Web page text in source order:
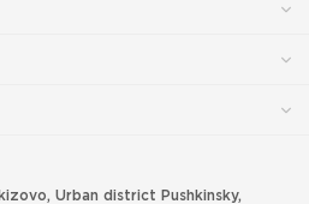
Urban district Pushkinsky,